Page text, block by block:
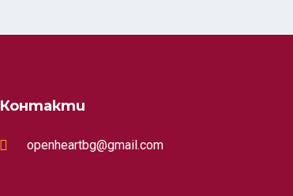
Контакти
openheartbg@gmail.com